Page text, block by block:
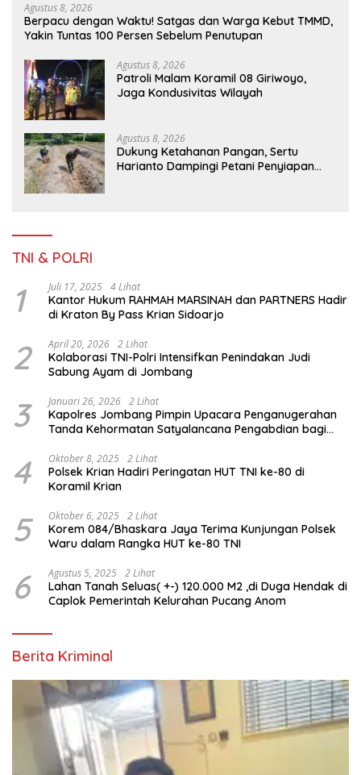
Agustus 8, 2026
Berpacu dengan Waktu! Satgas dan Warga Kebut TMMD,
Yakin Tuntas 100 Persen Sebelum Penutupan
Agustus 8, 2026
Patroli Malam Koramil 08 Giriwoyo,
Jaga Kondusivitas Wilayah
Agustus 8, 2026
Dukung Ketahanan Pangan, Sertu
Harianto Dampingi Petani Penyiapan
TNI & POLRI
1 Juli 17, 2025 4 Lihat
Kantor Hukum RAHMAH MARSINAH dan PARTNERS Hadir
di Kraton By Pass Krian Sidoarjo
2 April 20, 2026 2 Lihat
Kolaborasi TNI-Polri Intensifkan Penindakan Judi
Sabung Ayam di Jombang
3 Januari 26, 2026 2 Lihat
Kapolres Jombang Pimpin Upacara Penganugerahan
Tanda Kehormatan Satyalancana Pengabdian bagi
4 Oktober 8, 2025 2 Lihat
Polsek Krian Hadiri Peringatan HUT TNI ke-80 di
Koramil Krian
5 Oktober 6, 2025 2 Lihat
Korem 084/Bhaskara Jaya Terima Kunjungan Polsek
6 Agustus 5, 2025 2 Lihat
Lahan Tanah Seluas( +-) 120.000 M2 ,di Duga Hendak di
Caplok Pemerintah Kelurahan Pucang Anom
Berita Kriminal